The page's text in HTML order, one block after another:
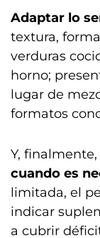
Adaptar lo
textura,
verduras
horno;
lugar de
formatos
Y, finalmente,
cuando es
limitada, el
indicar
a cubrir